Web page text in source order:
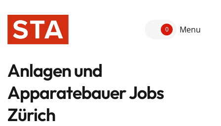
0 Menu
Anlagen und
Apparatebauer Jobs
Zürich